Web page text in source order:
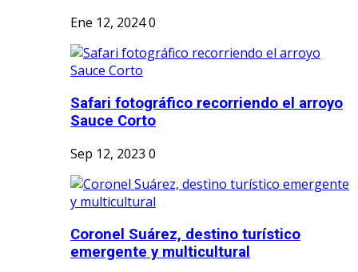
Ene 12, 20240
Safari fotográfico recorriendo el arroyo
Sauce Corto
Sep 12, 2023 0
Coronel Suárez, destino turístico
emergente y multicultural